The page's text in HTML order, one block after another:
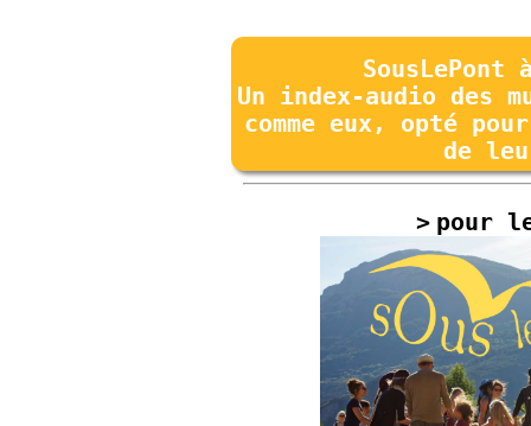
Un index-audio des
comme eux, opté
de
pour